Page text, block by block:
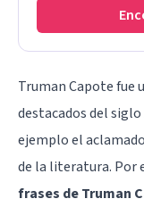
Truman Capote fue
destacados del siglo
ejemplo el
de la literatura. Por
frases de Truman